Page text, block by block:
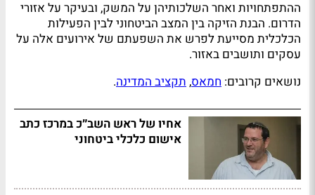
ההתפתחויות ואחר השלכותיהן על המשק, ובעיקר על אזורי
הדרום. הבנת הזיקה בין המצב הביטחוני לבין הפעילות
הכלכלית מסייעת לפרש את השפעתם של אירועים אלה על
עסקים ותושבים באזור.
נושאים קרובים: חמאס,תקציב המדינה.
אחיו של ראש השב״כ במרכז כתב
אישום כלכלי ביטחוני